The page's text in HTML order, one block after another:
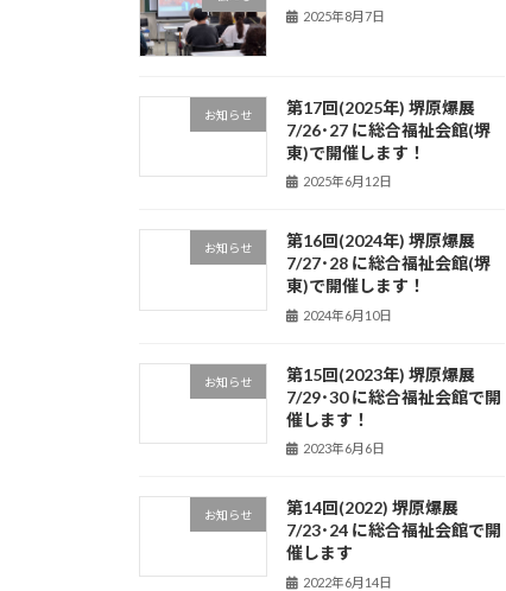
2025年8月7日
お知らせ
第17回(2025年) 堺原爆展
7/26･27 に総合福祉会館(堺
東)で開催します！
2025年6月12日
お知らせ
第16回(2024年) 堺原爆展
7/27･28 に総合福祉会館(堺
東)で開催します！
2024年6月10日
お知らせ
第15回(2023年) 堺原爆展
7/29･30 に総合福祉会館で開
催します！
2023年6月6日
お知らせ
第14回(2022) 堺原爆展
7/23･24 に総合福祉会館で開
催します
2022年6月14日